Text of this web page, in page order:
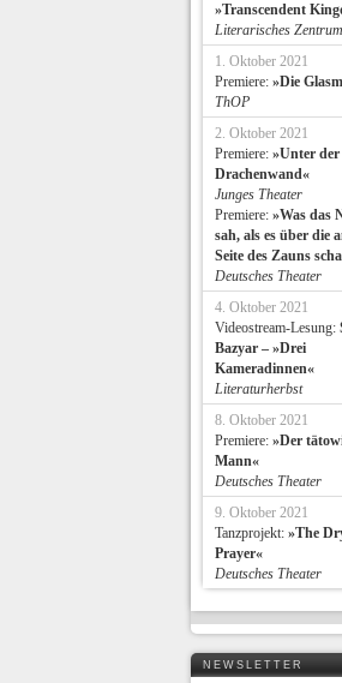
»Transcendent
Literarisches Zentrum
1. Oktober 2021
Premiere: »Die
ThOP
2. Oktober 2021
Premiere: »Unter der
Drachenwand«
Junges Theater
Premiere: »Was das
sah, als es über die
Seite des Zauns
Deutsches Theater
4. Oktober 2021
Videostream-Lesung:
Bazyar – »Drei
Kameradinnen«
Literaturherbst
8. Oktober 2021
Premiere: »Der
Mann«
Deutsches Theater
9. Oktober 2021
Tanzprojekt: »The
Prayer«
Deutsches Theater
NEWSLETTER